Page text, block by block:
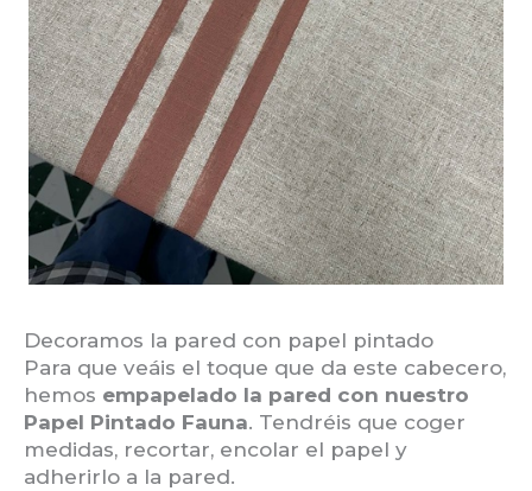
Decoramos la pared con papel pintado
Para que veáis el toque que da este cabecero,
hemos empapelado la pared con nuestro
Papel Pintado Fauna. Tendréis que coger
medidas, recortar, encolar el papel y
adherirlo a la pared.